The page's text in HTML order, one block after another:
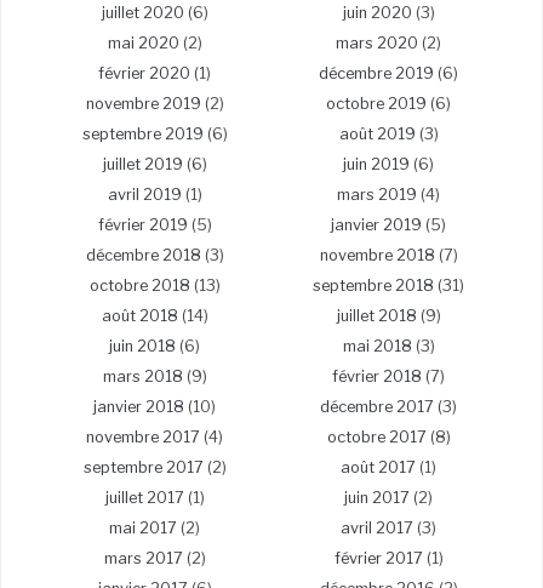
juillet 2020 (6) juin 2020 (3)
mai 2020 (2) mars 2020 (2)
février 2020 (1) décembre 2019 (6)
novembre 2019 (2) octobre 2019 (6)
septembre 2019 (6) août 2019 (3)
juillet 2019 (6) juin 2019 (6)
avril 2019 (1) mars 2019 (4)
février 2019 (5) janvier 2019 (5)
décembre 2018 (3) novembre 2018 (7)
octobre 2018 (13) septembre 2018 (31)
août 2018 (14) juillet 2018 (9)
juin 2018 (6) mai 2018 (3)
mars 2018 (9) février 2018 (7)
janvier 2018 (10) décembre 2017 (3)
novembre 2017 (4) octobre 2017 (8)
septembre 2017 (2) août 2017 (1)
juillet 2017 (1) juin 2017 (2)
mai 2017 (2) avril 2017 (3)
mars 2017 (2) février 2017 (1)